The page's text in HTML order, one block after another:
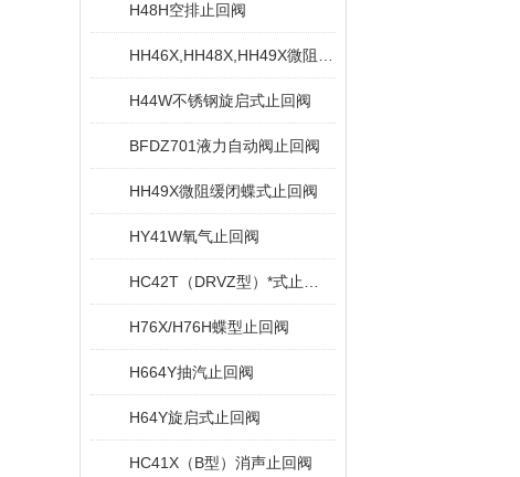
H48H空排止回阀
H44W不锈钢旋启式止回阀
BFDZ701液力自动阀止回阀
HH49X微阻缓闭蝶式止回阀
HY41W氧气止回阀
H76X/H76H蝶型止回阀
H664Y抽汽止回阀
H64Y旋启式止回阀
HC41X（B型）消声止回阀